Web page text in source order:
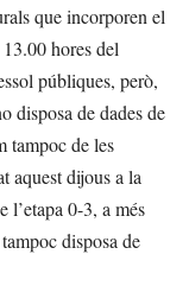
que incorporen el
hores del
públiques, però,
disposa de dades de
tampoc de les
aquest dijous a la
l’etapa 0-3, a més
disposa de